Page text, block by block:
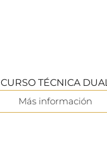
CURSO TÉCNICA DUAL
Más información